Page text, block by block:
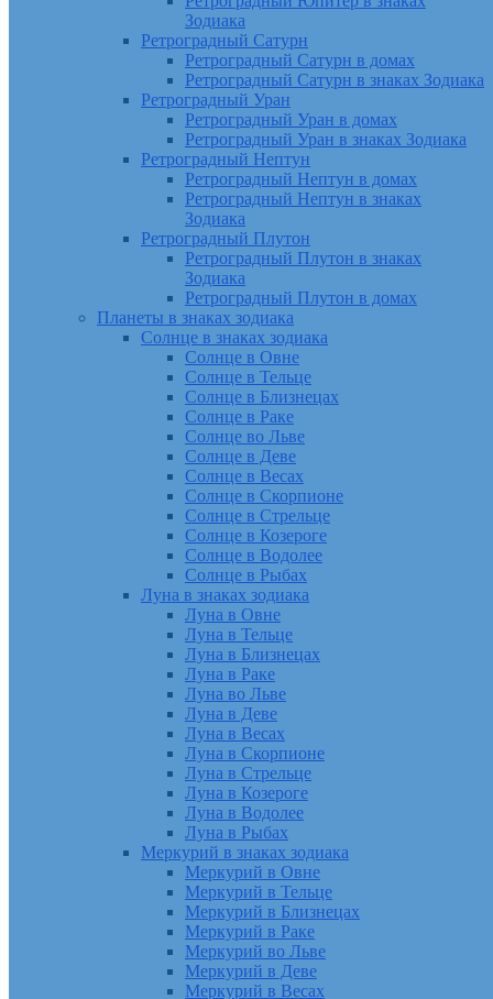
Зодиака
Ретроградный Сатурн
Ретроградный Сатурн в домах
Ретроградный Сатурн в знаках Зодиака
Ретроградный Уран
Ретроградный Уран в домах
Ретроградный Уран в знаках Зодиака
Ретроградный Нептун
Ретроградный Нептун в домах
Ретроградный Нептун в знаках
Зодиака
Ретроградный Плутон
Ретроградный Плутон в знаках
Зодиака
Ретроградный Плутон в домах
Планеты в знаках зодиака
Солнце в знаках зодиака
Солнце в Овне
Солнце в Тельце
Солнце в Близнецах
Солнце в Раке
Солнце во Льве
Солнце в Деве
Солнце в Весах
Солнце в Скорпионе
Солнце в Стрельце
Солнце в Козероге
Солнце в Водолее
Солнце в Рыбах
Луна в знаках зодиака
Луна в Овне
Луна в Тельце
Луна в Близнецах
Луна в Раке
Луна во Льве
Луна в Деве
Луна в Весах
Луна в Скорпионе
Луна в Стрельце
Луна в Козероге
Луна в Водолее
Луна в Рыбах
Меркурий в знаках зодиака
Меркурий в Овне
Меркурий в Тельце
Меркурий в Близнецах
Меркурий в Раке
Меркурий во Льве
Меркурий в Деве
Меркурий в Весах